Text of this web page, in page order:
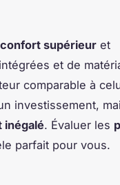
confort supérieur et
et de
comparable à
investissement,
inégalé. Évaluer les
parfait pour vous.